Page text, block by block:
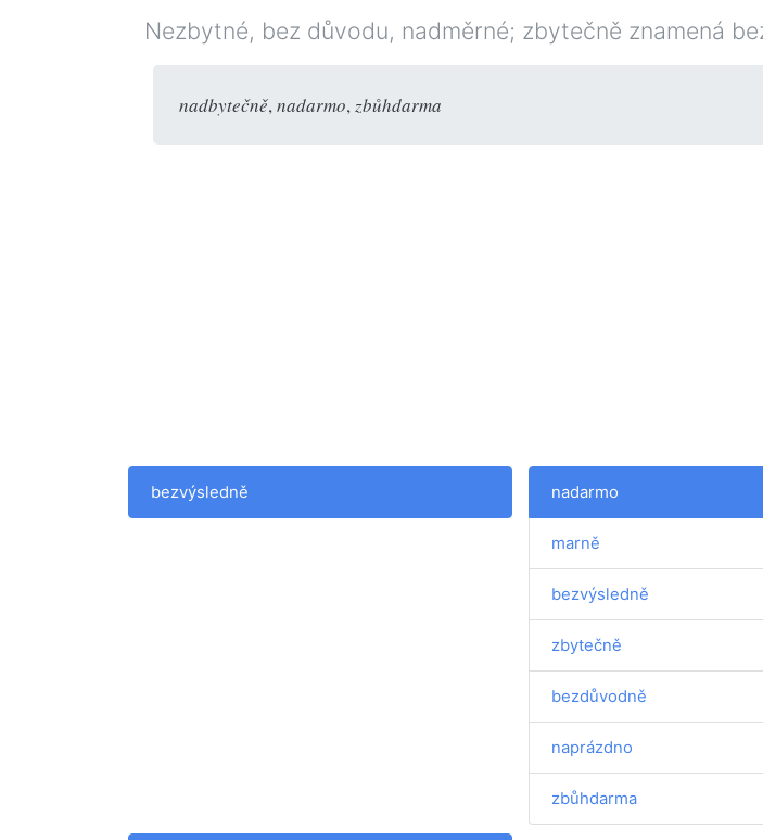
Nezbytné, bez důvodu, nadměrné; zbytečně znamená
nadbytečně, nadarmo, zbůhdarma
bezvýsledně nadarmo
marně
bezvýsledně
zbytečně
bezdůvodně
naprázdno
zbůhdarma